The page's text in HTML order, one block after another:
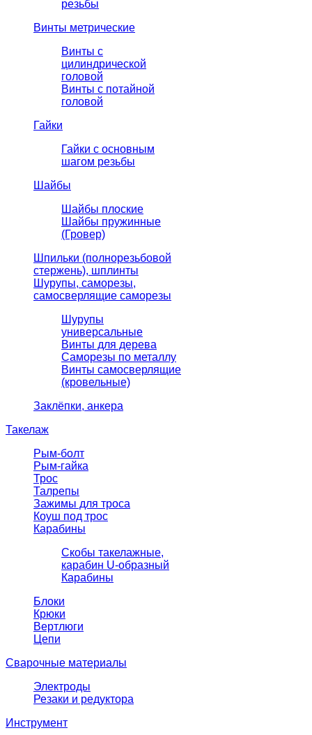
резьбы
Винты метрические
Винты с
цилиндрической
головой
Винты с потайной
головой
Гайки
Гайки с основным
шагом резьбы
Шайбы
Шайбы плоские
Шайбы пружинные
(Гровер)
Шпильки (полнорезьбовой
стержень), шплинты
Шурупы, саморезы,
самосверлящие саморезы
Шурупы
универсальные
Винты для дерева
Саморезы по металлу
Винты самосверлящие
(кровельные)
Заклёпки, анкера
Такелаж
Рым-болт
Рым-гайка
Трос
Талрепы
Зажимы для троса
Коуш под трос
Карабины
Скобы такелажные,
карабин U-образный
Карабины
Блоки
Крюки
Вертлюги
Цепи
Сварочные материалы
Электроды
Резаки и редуктора
Инструмент